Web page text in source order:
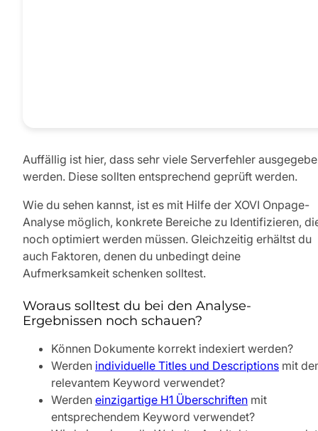
Auffällig ist hier, dass sehr viele Serverfehler
werden. Diese sollten entsprechend geprüft werden.
Wie du sehen kannst, ist es mit Hilfe der XOVI Onpage-
Analyse möglich, konkrete Bereiche zu Identifizieren,
noch optimiert werden müssen. Gleichzeitig erhältst du
auch Faktoren, denen du unbedingt deine
Aufmerksamkeit schenken solltest.
Woraus solltest du bei den Analyse-
Ergebnissen noch schauen?
Können Dokumente korrekt indexiert werden?
Werden individuelle Titles und Descriptions mit
relevantem Keyword verwendet?
Werden einzigartige H1 Überschriften mit
entsprechendem Keyword verwendet?